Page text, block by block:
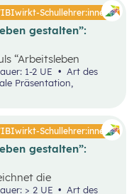
analysiert. Des
für die Gründung
Schullehrer:innen
gestalten”:
“Arbeitsleben
die Schüler:innen
und Beispielen
von den
überwältigt
den Bereich
einer sehr
(Zotter)
dass komplexe
stärker zu
1-2 UE
Präsentation,
Schullehrer:innen
gestalten”:
die
Arbeitgeber:innen
> 2 UE